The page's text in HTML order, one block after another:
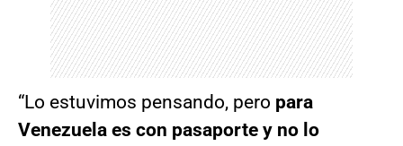
“Lo estuvimos pensando, pero para
Venezuela es con pasaporte y no lo